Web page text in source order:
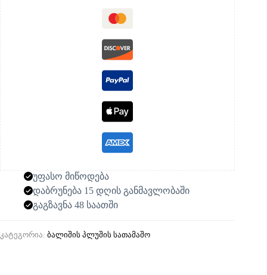
უფასო მიწოდება
დაბრუნება 15 დღის განმავლობაში
გაგზავნა 48 საათში
კატეგორია: ბალიშის პლუშის სათამაშო